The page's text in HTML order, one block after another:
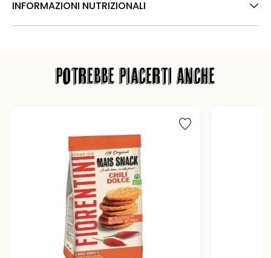
INFORMAZIONI NUTRIZIONALI
POTREBBE PIACERTI ANCHE